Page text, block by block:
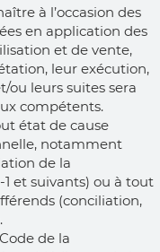
à l’occasion des
en application des
et de vente,
leur exécution,
ou leurs suites sera
compétents.
état de cause
notamment
de la
et suivants) ou à tout
(conciliation,
de la